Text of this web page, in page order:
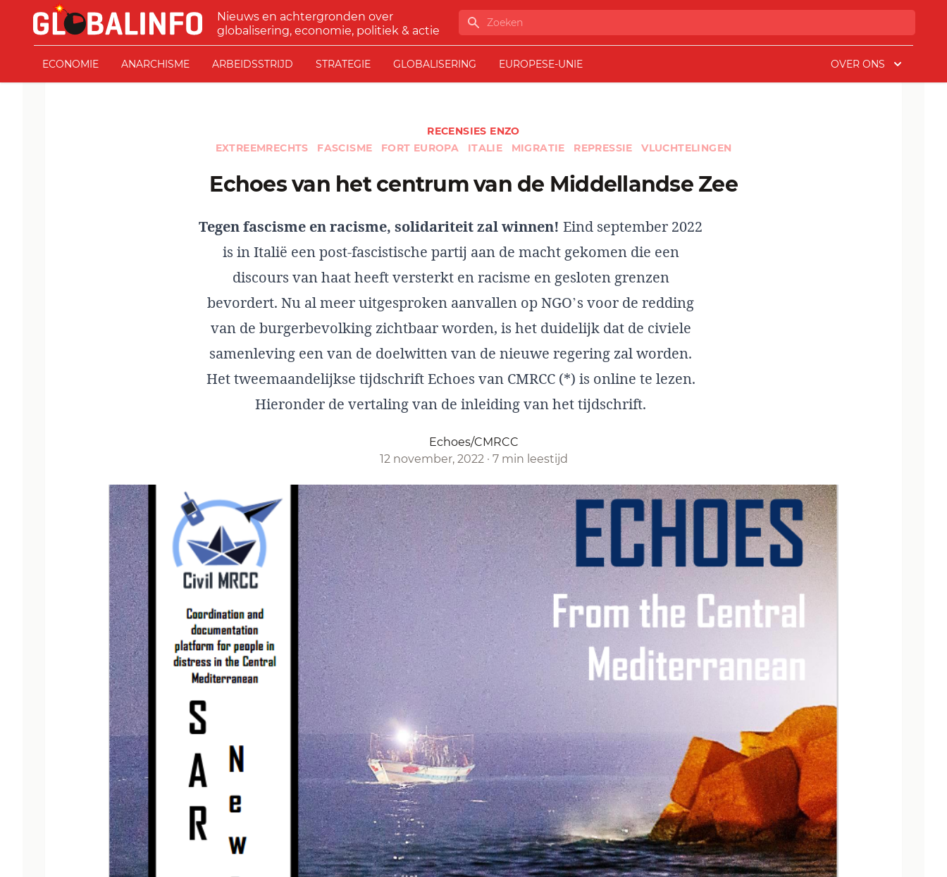
Ga naar de inhoud
GLOBALINFO
Nieuws en achtergronden over
globalisering, economie, politiek & actie
Zoeken
ECONOMIE ANARCHISME ARBEIDSSTRIJD STRATEGIE GLOBALISERING EUROPESE-UNIE OVER ONS
RECENSIES ENZO
EXTREEMRECHTS
FASCISME FORT EUROPA ITALIE MIGRATIE REPRESSIE VLUCHTELINGEN
Echoes van het centrum van de Middellandse Zee
Tegen fascisme en racisme, solidariteit zal winnen! Eind september 2022
is in Italië een post-fascistische partij aan de macht gekomen die een
discours van haat heeft versterkt en racisme en gesloten grenzen
bevordert. Nu al meer uitgesproken aanvallen op NGO’s voor de redding
van de burgerbevolking zichtbaar worden, is het duidelijk dat de civiele
samenleving een van de doelwitten van de nieuwe regering zal worden.
Het tweemaandelijkse tijdschrift Echoes van CMRCC (*) is online te lezen.
Hieronder de vertaling van de inleiding van het tijdschrift.
Echoes/CMRCC
12 november, 2022 · 7 min leestijd